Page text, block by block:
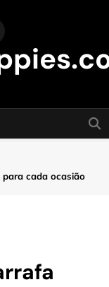
para cada ocasião